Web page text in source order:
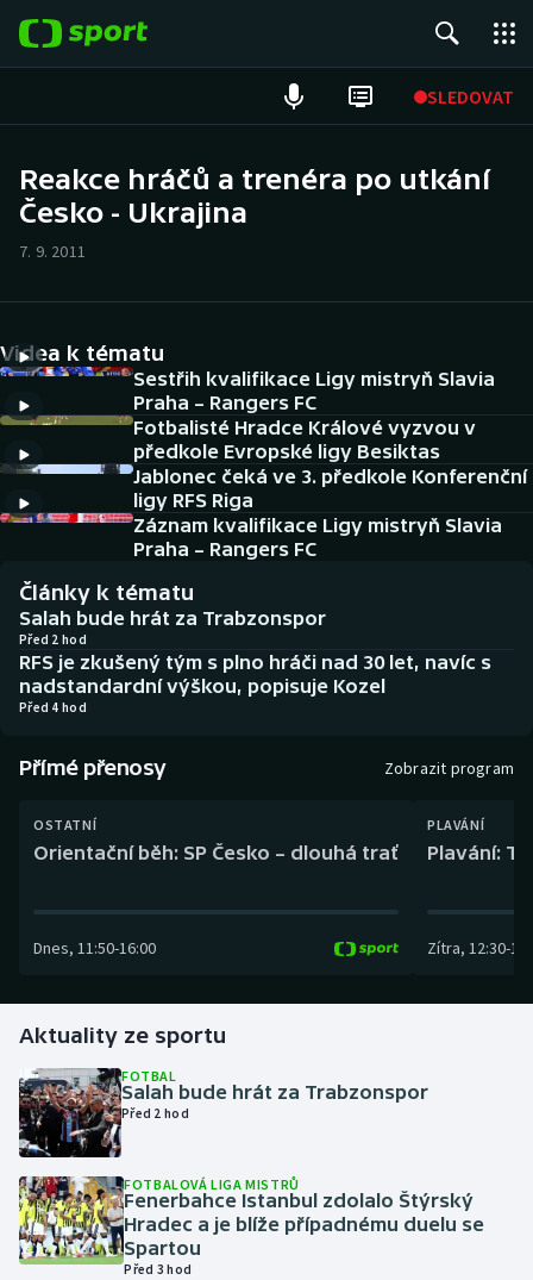
SLEDOVAT
Hokej
Cyklistika
DALŠÍ SPORTY
Americký fotbal
Baseball a softbal
Basketbal
Biatlon
Box
Curling
Florbal
Futsal
Golf
Gymnastika
Házená
Jezdectví
NEPŘEHLÉDNĚTE
Historické návraty
Aplikace ČT sport
Reakce hráčů a trenéra po utkání
Česko - Ukrajina
7. 9. 2011
Videa k tématu
Sestřih kvalifikace Ligy mistryň Slavia
Praha – Rangers FC
Fotbalisté Hradce Králové vyzvou v
předkole Evropské ligy Besiktas
Jablonec čeká ve 3. předkole Konferenční
ligy RFS Riga
Záznam kvalifikace Ligy mistryň Slavia
Praha – Rangers FC
Články k tématu
Salah bude hrát za Trabzonspor
Před 2 hod
RFS je zkušený tým s plno hráči nad 30 let, navíc s
nadstandardní výškou, popisuje Kozel
Před 4 hod
Přímé přenosy Zobrazit program
OSTATNÍ
Orientační běh: SP Česko – dlouhá trať
Dnes, 11:50-16:00
PLAVÁNÍ
Plavání:
Zítra, 12:30-
Aktuality ze sportu
FOTBAL
Salah bude hrát za Trabzonspor
Před 2 hod
FOTBALOVÁ LIGA MISTRŮ
Fenerbahce Istanbul zdolalo Štýrský
Hradec a je blíže případnému duelu se
Spartou
Před 3 hod